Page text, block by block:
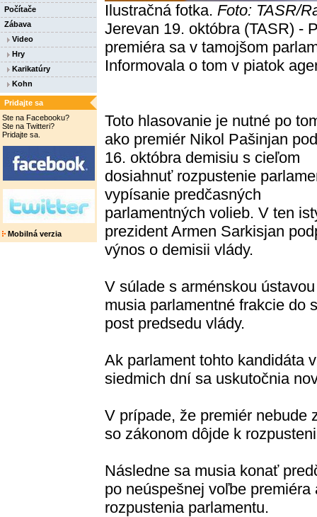
Počítače
Zábava
Video
Hry
Karikatúry
Kohn
Pridajte sa
Ste na Facebooku?
Ste na Twitteri?
Pridajte sa.
Mobilná verzia
Ilustračná fotka. Foto: TASR/
Jerevan 19. októbra (TASR) -
premiéra sa v tamojšom
Informovala o tom v piatok
Toto hlasovanie je nutné po
ako premiér Nikol Pašinjan
16. októbra demisiu s cieľom
dosiahnuť rozpustenie
vypísanie predčasných
parlamentných volieb. V ten
prezident Armen Sarkisjan
výnos o demisii vlády.
V súlade s arménskou
musia parlamentné frakcie do
post predsedu vlády.
Ak parlament tohto kandidáta
siedmich dní sa uskutočnia
V prípade, že premiér nebude
so zákonom dôjde k
Následne sa musia konať
po neúspešnej voľbe
rozpustenia parlamentu.